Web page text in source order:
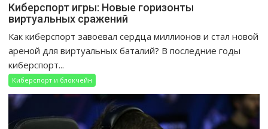
Киберспорт игры: Новые горизонты
виртуальных сражений
Как киберспорт завоевал сердца миллионов и стал новой
ареной для виртуальных баталий? В последние годы
киберспорт...
Киберспорт и блокчейн